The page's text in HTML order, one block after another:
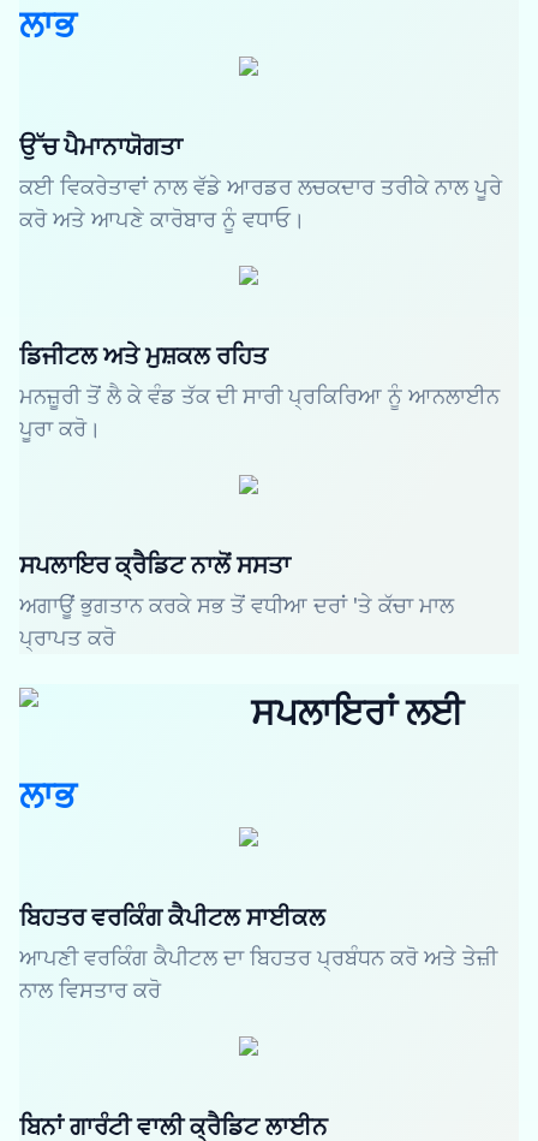
ਲਾਭ
ਉੱਚ ਪੈਮਾਨਾਯੋਗਤਾ
ਕਈ ਵਿਕਰੇਤਾਵਾਂ ਨਾਲ ਵੱਡੇ ਆਰਡਰ ਲਚਕਦਾਰ ਤਰੀਕੇ ਨਾਲ ਪੂਰੇ
ਕਰੋ ਅਤੇ ਆਪਣੇ ਕਾਰੋਬਾਰ ਨੂੰ ਵਧਾਓ।
ਡਿਜੀਟਲ ਅਤੇ ਮੁਸ਼ਕਲ ਰਹਿਤ
ਮਨਜ਼ੂਰੀ ਤੋਂ ਲੈ ਕੇ ਵੰਡ ਤੱਕ ਦੀ ਸਾਰੀ ਪ੍ਰਕਿਰਿਆ ਨੂੰ ਆਨਲਾਈਨ
ਪੂਰਾ ਕਰੋ।
ਸਪਲਾਇਰ ਕ੍ਰੈਡਿਟ ਨਾਲੋਂ ਸਸਤਾ
ਅਗਾਊਂ ਭੁਗਤਾਨ ਕਰਕੇ ਸਭ ਤੋਂ ਵਧੀਆ ਦਰਾਂ 'ਤੇ ਕੱਚਾ ਮਾਲ
ਪ੍ਰਾਪਤ ਕਰੋ
ਸਪਲਾਇਰਾਂ ਲਈ
ਲਾਭ
ਬਿਹਤਰ ਵਰਕਿੰਗ ਕੈਪੀਟਲ ਸਾਈਕਲ
ਆਪਣੀ ਵਰਕਿੰਗ ਕੈਪੀਟਲ ਦਾ ਬਿਹਤਰ ਪ੍ਰਬੰਧਨ ਕਰੋ ਅਤੇ ਤੇਜ਼ੀ
ਨਾਲ ਵਿਸਤਾਰ ਕਰੋ
ਬਿਨਾਂ ਗਾਰੰਟੀ ਵਾਲੀ ਕ੍ਰੈਡਿਟ ਲਾਈਨ